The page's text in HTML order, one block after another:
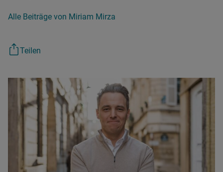
Alle Beiträge von Miriam Mirza
Teilen